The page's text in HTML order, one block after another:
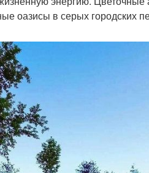
оазисы в серых городских